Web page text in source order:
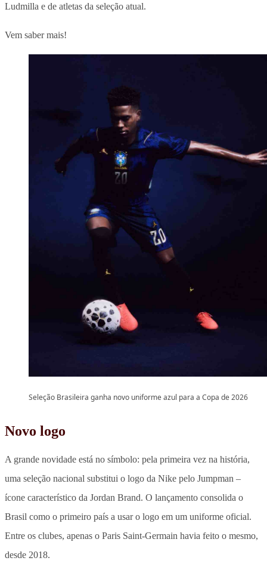
Ludmilla e de atletas da seleção atual.
Vem saber mais!
Seleção Brasileira ganha novo uniforme azul para a Copa de 2026
Novo logo
A grande novidade está no símbolo: pela primeira vez na história,
uma seleção nacional substitui o logo da Nike pelo Jumpman –
ícone característico da Jordan Brand. O lançamento consolida o
Brasil como o primeiro país a usar o logo em um uniforme oficial.
Entre os clubes, apenas o Paris Saint-Germain havia feito o mesmo,
desde 2018.